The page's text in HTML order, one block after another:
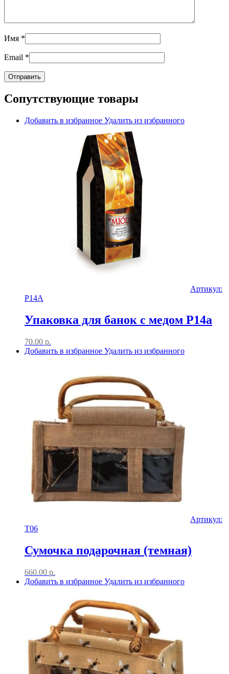
Имя *
Email *
Сопутствующие товары
Добавить в избранное Удалить из избранного
Артикул:
P14A
Упаковка для банок с медом P14a
70.00 р.
Добавить в избранное Удалить из избранного
Артикул:
T06
Сумочка подарочная (темная)
660.00 р.
Добавить в избранное Удалить из избранного